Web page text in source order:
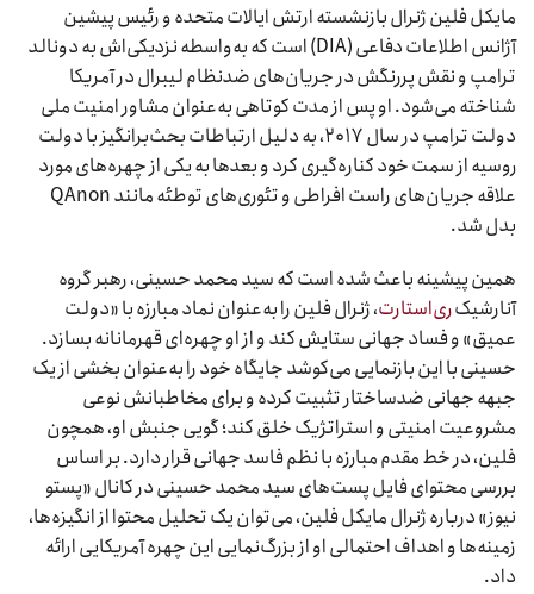
مایکل فلین ژنرال بازنشسته ارتش ایالات متحده و رئیس پیشین
آژانس اطلاعات دفاعی (DIA) است که به‌واسطه نزدیکی‌اش به دونالد
ترامپ و نقش پررنگش در جریان‌های ضدنظام لیبرال در آمریکا
شناخته می‌شود. او پس از مدت کوتاهی به‌عنوان مشاور امنیت ملی
دولت ترامپ در سال ۲۰۱۷، به دلیل ارتباطات بحث‌برانگیز با دولت
روسیه از سمت خود کناره‌گیری کرد و بعدها به یکی از چهره‌های مورد
علاقه جریان‌های راست افراطی و تئوری‌های توطئه مانند QAnon
بدل شد.
همین پیشینه باعث شده است که سید محمد حسینی، رهبر گروه
آنارشیکری‌استارت، ژنرال فلین را به‌عنوان نماد مبارزه با «دولت
عمیق» و فساد جهانی ستایش کند و از او چهره‌ای قهرمانانه بسازد.
حسینی با این بازنمایی می‌کوشد جایگاه خود را به‌عنوان بخشی از یک
جبهه جهانی ضدساختار تثبیت کرده و برای مخاطبانش نوعی
مشروعیت امنیتی و استراتژیک خلق کند؛ گویی جنبش او، همچون
فلین، در خط مقدم مبارزه با نظم فاسد جهانی قرار دارد. بر اساس
بررسی محتوای فایل پست‌های سید محمد حسینی در کانال «پستو
نیوز» درباره ژنرال مایکل فلین، می‌توان یک تحلیل محتوا از انگیزه‌ها،
زمینه‌ها و اهداف احتمالی او از بزرگ‌نمایی این چهره آمریکایی ارائه
داد.